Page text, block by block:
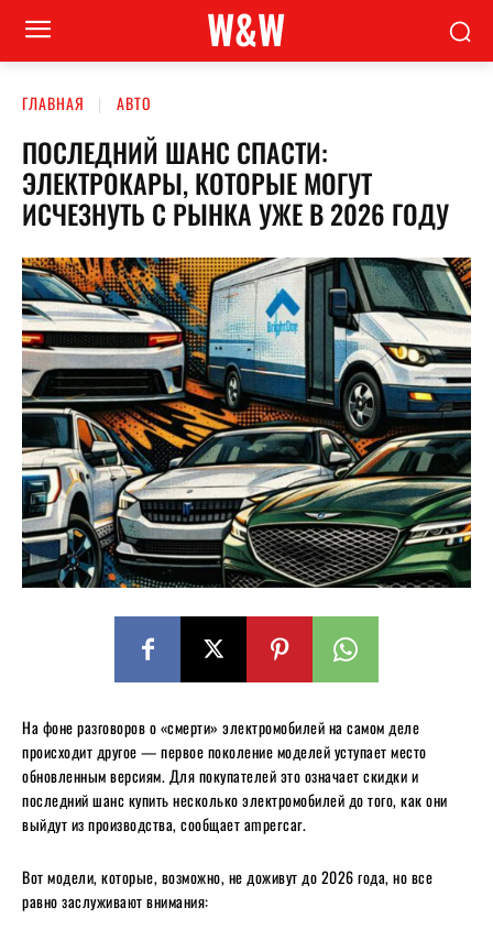
W&W
ГЛАВНАЯ АВТО
ПОСЛЕДНИЙ ШАНС СПАСТИ:
ЭЛЕКТРОКАРЫ, КОТОРЫЕ МОГУТ
ИСЧЕЗНУТЬ С РЫНКА УЖЕ В 2026 ГОДУ
На фоне разговоров о «смерти» электромобилей на самом деле
происходит другое — первое поколение моделей уступает место
обновленным версиям. Для покупателей это означает скидки и
последний шанс купить несколько электромобилей до того, как они
выйдут из производства, сообщает ampercar.
Вот модели, которые, возможно, не доживут до 2026 года, но все
равно заслуживают внимания: